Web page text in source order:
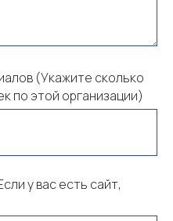
(Укажите сколько
по этой организации)
у вас есть сайт,